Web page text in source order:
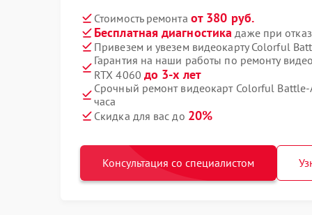
Стоимость ремонта от 380 руб.
Бесплатная диагностика даже при
Привезем и увезем видеокарту Colorful
Гарантия на наши работы по ремонту
RTX 4060 до 3-х лет
Срочный ремонт видеокарт Colorful Battle-
часа
Скидка для вас до 20%
Консультация со специалистом